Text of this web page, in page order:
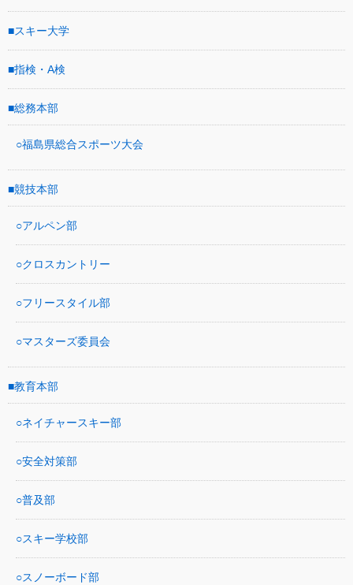
スキー大学
指検・A検
総務本部
福島県総合スポーツ大会
競技本部
アルペン部
クロスカントリー
フリースタイル部
マスターズ委員会
教育本部
ネイチャースキー部
安全対策部
普及部
スキー学校部
スノーボード部